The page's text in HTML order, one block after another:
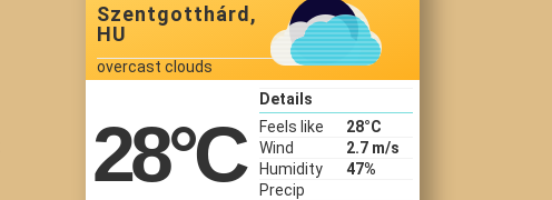
Szentgotthárd,
HU
overcast clouds
28°C
Details
Feels like
28°C
Wind
2.7 m/s
Humidity
47%
Precip